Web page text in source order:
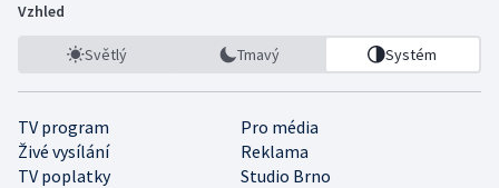
Vzhled
Světlý Tmavý Systém
TV program
Pro média
Živé vysílání
Reklama
TV poplatky
Studio Brno